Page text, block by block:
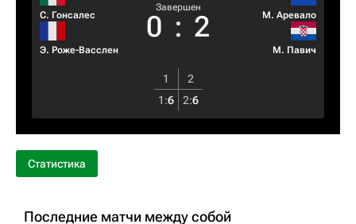
С. Гонсалес
Э. Роже-Васслен
Завершен
0 : 2 М. Аревало
М. Павич
1
2
1 :6 2:6
Статистика
Последние матчи между собой